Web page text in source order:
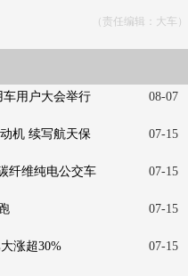
（责任编辑：大车）
车用户大会举行 08-07
机 续写航天保
07-15
纤维纯电公交车 07-15
07-15
涨超30% 07-15